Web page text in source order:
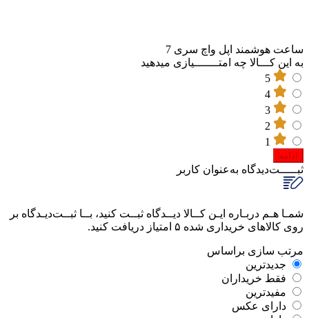
ساعت هوشمند اپل واچ سری 7
به این کـــالا چه امتـــــــیازی میدهید
ادامه
ثبـــــت‌دیدگاه به‌عنوان کاربر
شمـا هـم دربـاره ایـن کــالا دیــدگاه ثبــت کنید، بــا ثبــت‌دیـدگاه بر
روی کالاهای خریداری شده ۵ امتیاز دریافت کنید.
مرتب‌ سازی‌ بر‌اساس
جدیدترین
فقط‌ خریداران‌
مفیدترین
دارای‌ عکس